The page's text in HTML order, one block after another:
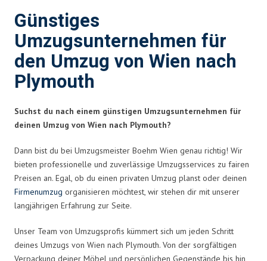
Günstiges
Umzugsunternehmen für
den Umzug von Wien nach
Plymouth
Suchst du nach einem günstigen Umzugsunternehmen für
deinen Umzug von Wien nach Plymouth?
Dann bist du bei Umzugsmeister Boehm Wien genau richtig! Wir
bieten professionelle und zuverlässige Umzugsservices zu fairen
Preisen an. Egal, ob du einen privaten Umzug planst oder deinen
Firmenumzug organisieren möchtest, wir stehen dir mit unserer
langjährigen Erfahrung zur Seite.
Unser Team von Umzugsprofis kümmert sich um jeden Schritt
deines Umzugs von Wien nach Plymouth. Von der sorgfältigen
Verpackung deiner Möbel und persönlichen Gegenstände bis hin